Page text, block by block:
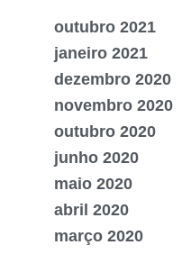
outubro 2021
janeiro 2021
dezembro 2020
novembro 2020
outubro 2020
junho 2020
maio 2020
abril 2020
março 2020